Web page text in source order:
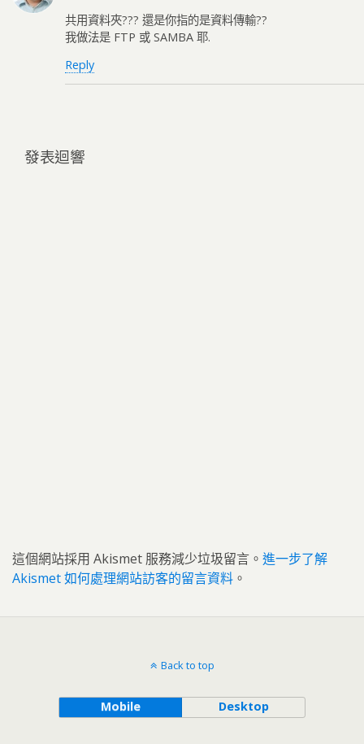
共用資料夾??? 還是你指的是資料傳輸??
我做法是 FTP 或 SAMBA 耶.
Reply
發表迴響
這個網站採用 Akismet 服務減少垃圾留言。 進一步了解
Akismet 如何處理網站訪客的留言資料 。
Back to top
Mobile Desktop